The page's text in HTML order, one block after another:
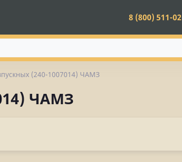
8 (800) 511-
(240-1007014) ЧАМЗ
ЧАМЗ